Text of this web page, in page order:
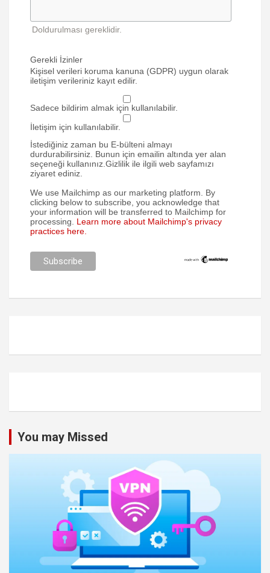
Doldurulması gereklidir.
Gerekli İzinler
Kişisel verileri koruma kanuna (GDPR) uygun olarak
iletişim verileriniz kayıt edilir.
Sadece bildirim almak için kullanılabilir.
İletişim için kullanılabilir.
İstediğiniz zaman bu E-bülteni almayı
durdurabilirsiniz. Bunun için emailin altında yer alan
seçeneği kullanınız.Gizlilik ile ilgili web sayfamızı
ziyaret ediniz.
We use Mailchimp as our marketing platform. By
clicking below to subscribe, you acknowledge that
your information will be transferred to Mailchimp for
processing. Learn more about Mailchimp's privacy
practices here.
You may Missed